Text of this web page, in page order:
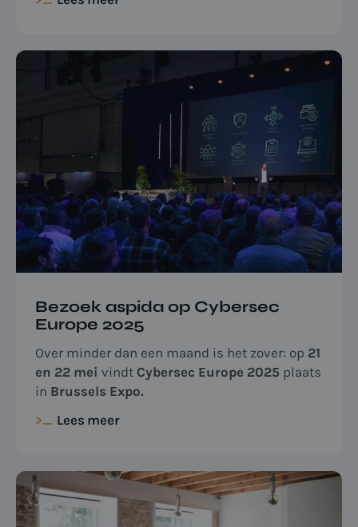
Bezoek aspida op Cybersec
Europe 2025
Over minder dan een maand is het zover: op 21
en 22 mei vindt Cybersec Europe 2025 plaats
in Brussels Expo.
Lees meer